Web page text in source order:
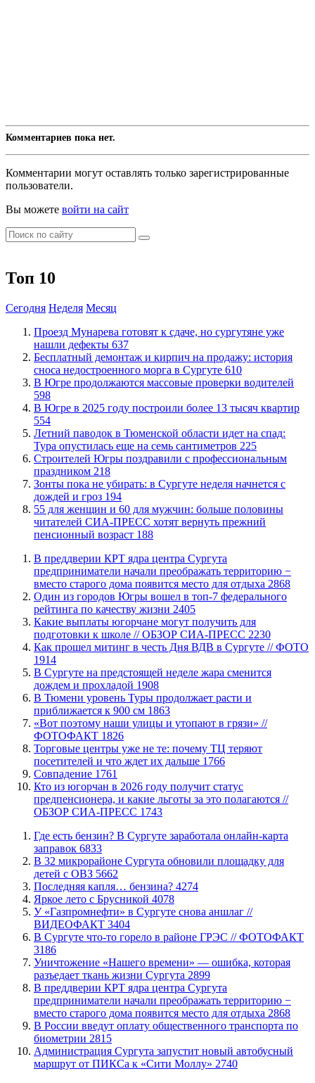
Комментариев пока нет.
Комментарии могут оставлять только зарегистрированные
пользователи.
Вы можете войти на сайт
Топ 10
Сегодня Неделя Месяц
​Проезд Мунарева готовят к сдаче, но сургутяне уже
нашли дефекты 637
​Бесплатный демонтаж и кирпич на продажу: история
сноса недостроенного морга в Сургуте 610
​В Югре продолжаются массовые проверки водителей
598
​В Югре в 2025 году построили более 13 тысяч квартир
554
​Летний паводок в Тюменской области идет на спад:
Тура опустилась еще на семь сантиметров 225
​Строителей Югры поздравили с профессиональным
праздником 218
​Зонты пока не убирать: в Сургуте неделя начнется с
дождей и гроз 194
​55 для женщин и 60 для мужчин: больше половины
читателей СИА-ПРЕСС хотят вернуть прежний
пенсионный возраст 188
​В преддверии КРТ ядра центра Сургута
предприниматели начали преображать территорию −
вместо старого дома появится место для отдыха 2868
Один из городов Югры вошел в топ-7 федерального
рейтинга по качеству жизни 2405
Какие выплаты югорчане могут получить для
подготовки к школе // ОБЗОР СИА-ПРЕСС 2230
Как прошел митинг в честь Дня ВДВ в Сургуте // ФОТО
1914
В Сургуте на предстоящей неделе жара сменится
дождем и прохладой 1908
В Тюмени уровень Туры продолжает расти и
приближается к 900 см 1863
«Вот поэтому наши улицы и утопают в грязи» //
ФОТОФАКТ 1826
Торговые центры уже не те: почему ТЦ теряют
посетителей и что ждет их дальше 1766
​Совпадение 1761
Кто из югорчан в 2026 году получит статус
предпенсионера, и какие льготы за это полагаются //
ОБЗОР СИА-ПРЕСС 1743
​Где есть бензин? В Сургуте заработала онлайн-карта
заправок 6833
В 32 микрорайоне Сургута обновили площадку для
детей с ОВЗ 5662
​Последняя капля… бензина? 4274
Яркое лето с Брусникой 4078
У «Газпромнефти» в Сургуте снова аншлаг //
ВИДЕОФАКТ 3404
​В Сургуте что-то горело в районе ГРЭС // ФОТОФАКТ
3186
​Уничтожение «Нашего времени» — ошибка, которая
разъедает ткань жизни Сургута 2899
​В преддверии КРТ ядра центра Сургута
предприниматели начали преображать территорию −
вместо старого дома появится место для отдыха 2868
В России введут оплату общественного транспорта по
биометрии 2815
​Администрация Сургута запустит новый автобусный
маршрут от ПИКСа к «Сити Моллу» 2740